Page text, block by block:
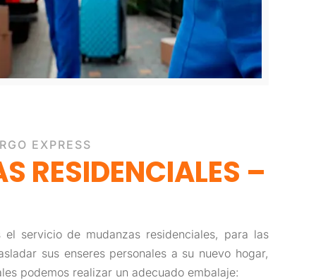
EXPRESS
RESIDENCIALES –
el servicio de mudanzas residenciales, para las
sus enseres personales a su nuevo hogar,
podemos realizar un adecuado embalaje: